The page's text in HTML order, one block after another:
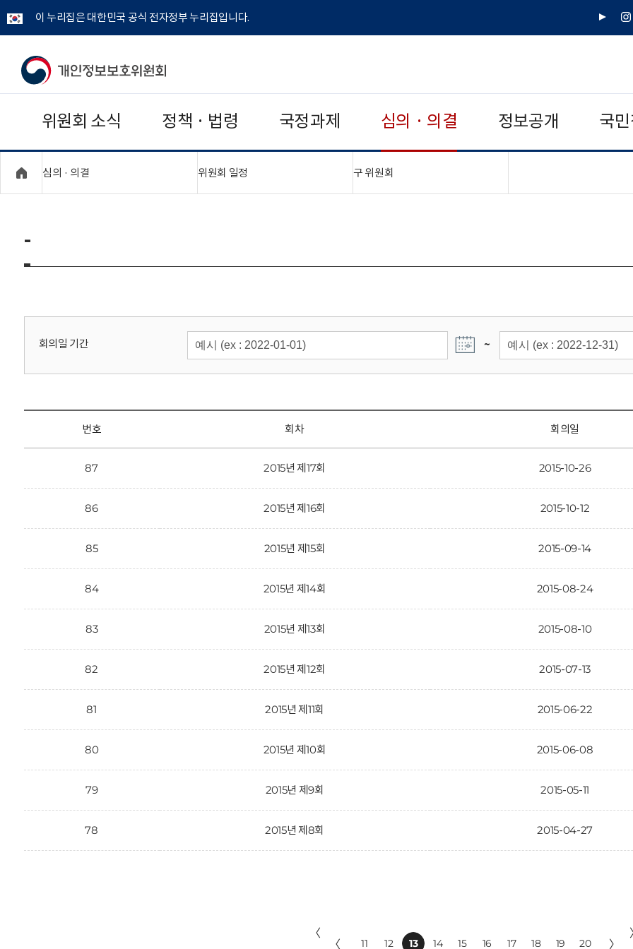
이 누리집은 대한민국 공식 전자정부 누리집입니다.
유
인
개
보
보
위
회
위원회 소식 정책 · 법령 국정과제 심의 · 의결 정보공개 국
심의 · 의결 위원회 일정 구 위원회
-
회의일 기간 ~
번호 회차 회의일
87 2015년 제17회 2015-10-26
86 2015년 제16회 2015-10-12
85 2015년 제15회 2015-09-14
84 2015년 제14회 2015-08-24
83 2015년 제13회 2015-08-10
82 2015년 제12회 2015-07-13
81 2015년 제11회 2015-06-22
80 2015년 제10회 2015-06-08
79 2015년 제9회 2015-05-11
78 2015년 제8회 2015-04-27
〈
〈 11 12 13 14 15 16 17 18 19 20 〉